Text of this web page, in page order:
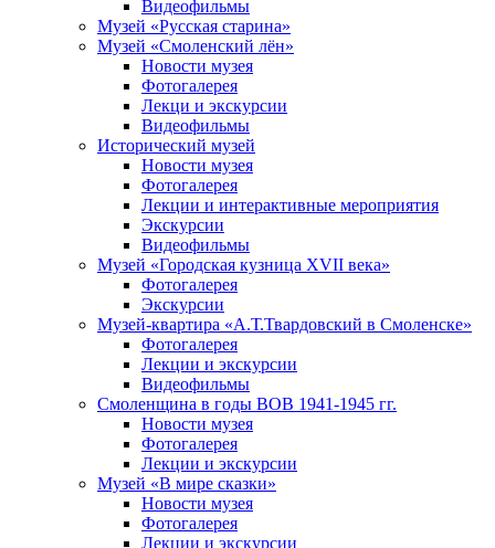
Видеофильмы
Музей «Русская старина»
Музей «Смоленский лён»
Новости музея
Фотогалерея
Лекци и экскурсии
Видеофильмы
Исторический музей
Новости музея
Фотогалерея
Лекции и интерактивные мероприятия
Экскурсии
Видеофильмы
Музей «Городская кузница XVII века»
Фотогалерея
Экскурсии
Музей-квартира «А.Т.Твардовский в Смоленске»
Фотогалерея
Лекции и экскурсии
Видеофильмы
Смоленщина в годы ВОВ 1941-1945 гг.
Новости музея
Фотогалерея
Лекции и экскурсии
Музей «В мире сказки»
Новости музея
Фотогалерея
Лекции и экскурсии